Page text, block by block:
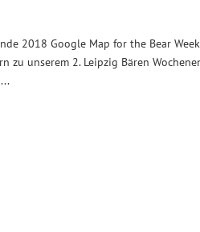
2018 Google Map for the Bear
zu unserem 2. Leipzig Bären